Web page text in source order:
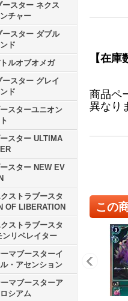
ースター ネクス
チャー
ースター ダブル
ド
ルオブオメガ
ースター グレイ
ド
スターユニオン
スター ULTIMA
スター NEW EV
ストラブースタ
OF LIBERATION
ストラブースタ
ンリベレイター
マブースターイ
・アセンション
マブースターア
シアム
【在庫
商品ペ
異なり
この